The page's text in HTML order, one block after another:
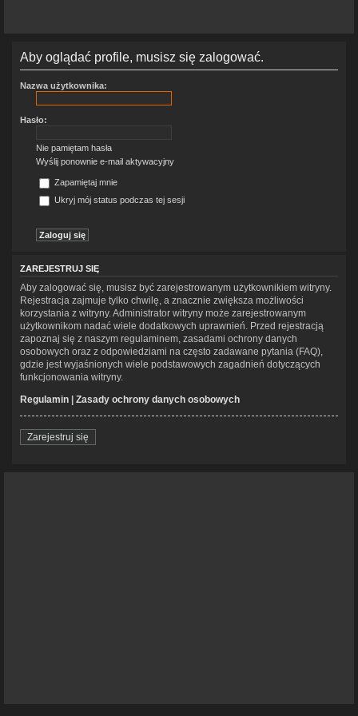
Aby oglądać profile, musisz się zalogować.
Nazwa użytkownika:
Hasło:
Nie pamiętam hasła
Wyślij ponownie e-mail aktywacyjny
Zapamiętaj mnie
Ukryj mój status podczas tej sesji
ZAREJESTRUJ SIĘ
Aby zalogować się, musisz być zarejestrowanym użytkownikiem witryny.
Rejestracja zajmuje tylko chwilę, a znacznie zwiększa możliwości
korzystania z witryny. Administrator witryny może zarejestrowanym
użytkownikom nadać wiele dodatkowych uprawnień. Przed rejestracją
zapoznaj się z naszym regulaminem, zasadami ochrony danych
osobowych oraz z odpowiedziami na często zadawane pytania (FAQ),
gdzie jest wyjaśnionych wiele podstawowych zagadnień dotyczących
funkcjonowania witryny.
Regulamin | Zasady ochrony danych osobowych
Zarejestruj się